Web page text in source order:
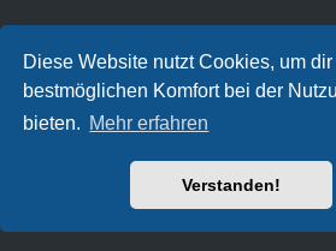
Diese Website nutzt Cookies, um dir
bestmöglichen Komfort bei der
bieten. Mehr erfahren
Verstanden!